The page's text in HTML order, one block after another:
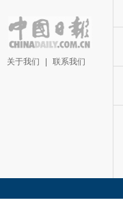
关于我们 联系我们